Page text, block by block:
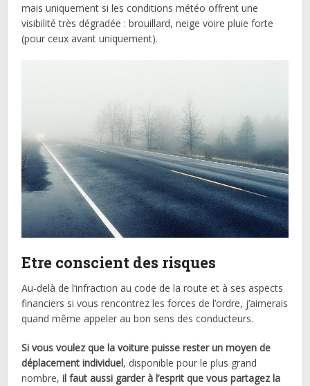
mais uniquement si les conditions météo offrent une
visibilité très dégradée : brouillard, neige voire pluie forte
(pour ceux avant uniquement).
Etre conscient des risques
Au-delà de l’infraction au code de la route et à ses aspects
financiers si vous rencontrez les forces de l’ordre, j’aimerais
quand même appeler au bon sens des conducteurs.
Si vous voulez que la voiture puisse rester un moyen de
déplacement individuel, disponible pour le plus grand
nombre,il faut aussi garder à l’esprit que vous partagez la